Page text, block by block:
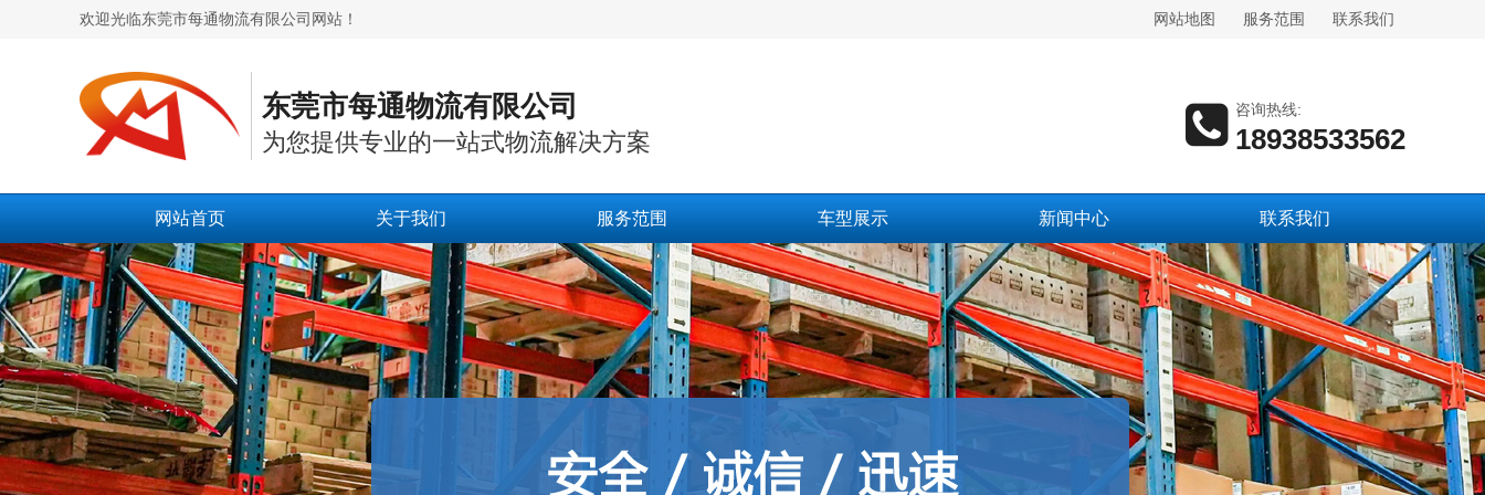
欢迎光临东莞市每通物流有限公司网站！ 网站地图 服务范围 联系我们
东莞市每通物流有限公司
为您提供专业的一站式物流解决方案
咨询热线:
18938533562
网站首页 关于我们 服务范围 车型展示 新闻中心 联系我们